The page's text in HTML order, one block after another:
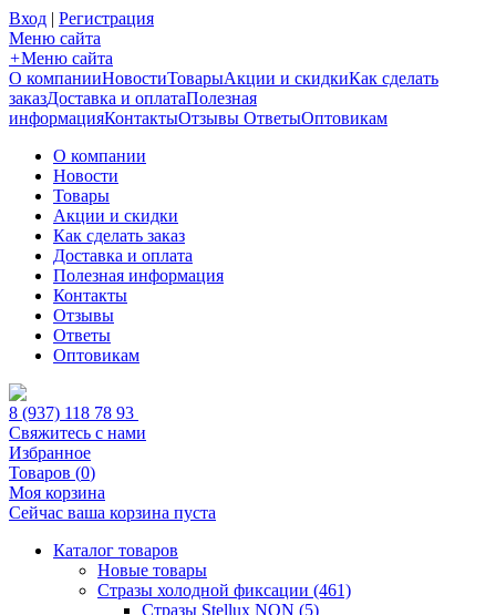
Вход | Регистрация
Меню сайта
+Меню сайта
О компанииНовостиТоварыАкции и скидкиКак сделать
заказДоставка и оплатаПолезная
информацияКонтактыОтзывы ОтветыОптовикам
О компании
Новости
Товары
Акции и скидки
Как сделать заказ
Доставка и оплата
Полезная информация
Контакты
Отзывы
Ответы
Оптовикам
8 (937) 118 78 93
Свяжитесь с нами
Избранное
Товаров (0)
Моя корзина
Сейчас ваша корзина пуста
Каталог товаров
Новые товары
Стразы холодной фиксации (461)
Стразы Stellux NON (5)